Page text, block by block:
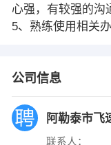
心强，有较强的沟
5、熟练使用相关
公司信息
阿勒泰市飞
联系人：